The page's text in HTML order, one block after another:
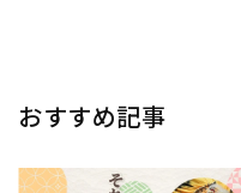
おすすめ記事